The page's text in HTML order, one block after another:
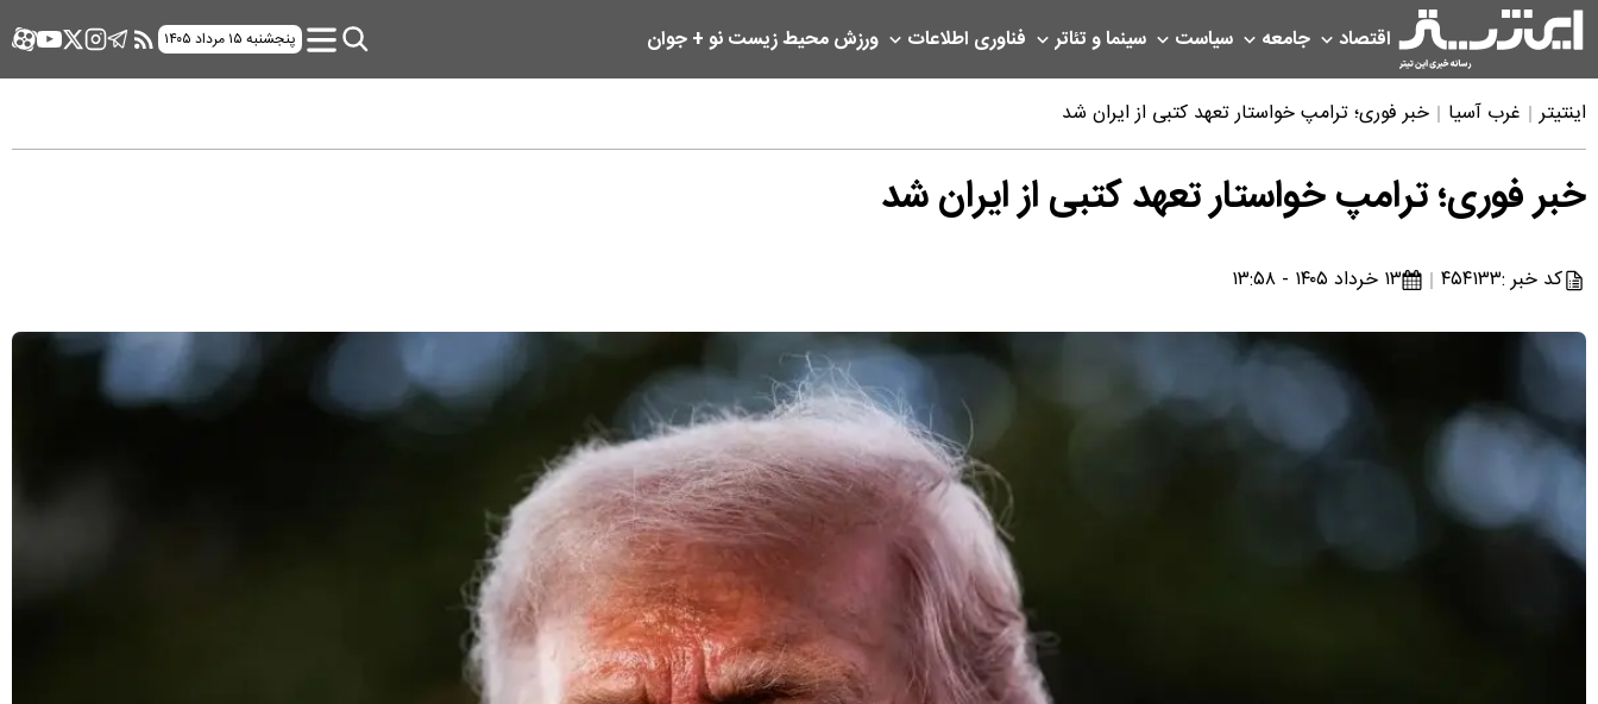
اقتصاد جامعه سیاست سینما و تئاتر فناوری اطلاعات ورزشمحیط زیستنو + جوان پنجشنبه ۱۵ مرداد ۱۴۰۵
اینتیتر غرب آسیا خبر فوری؛ ترامپ خواستار تعهد کتبی از ایران شد
خبر فوری؛ ترامپ خواستار تعهد کتبی از ایران شد
کد خبر :۴۵۴۱۳۳ ۱۳ خرداد ۱۴۰۵ - ۱۳:۵۸